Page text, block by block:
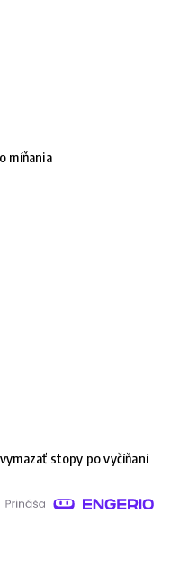
míňania
stopy po vyčíňaní